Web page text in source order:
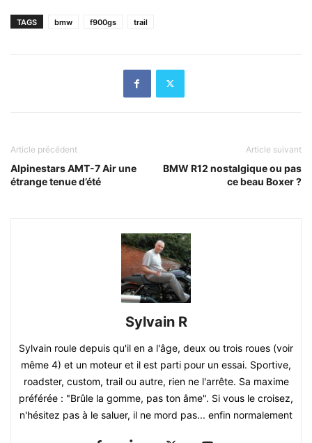
TAGS bmw f900gs trail
Article précédent
Alpinestars AMT-7 Air une
étrange tenue d’été
Article suivant
BMW R12 nostalgique ou pas
ce beau Boxer ?
Sylvain R
Sylvain roule depuis qu'il en a l'âge, deux ou trois roues (voir
même 4) et un moteur et il est parti pour un essai. Sportive,
roadster, custom, trail ou autre, rien ne l'arrête. Sa maxime
préférée : "Brûle la gomme, pas ton âme". Si vous le croisez,
n'hésitez pas à le saluer, il ne mord pas... enfin normalement